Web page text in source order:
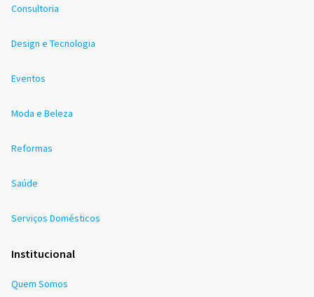
Consultoria
Design e Tecnologia
Eventos
Moda e Beleza
Reformas
Saúde
Serviços Domésticos
Institucional
Quem Somos